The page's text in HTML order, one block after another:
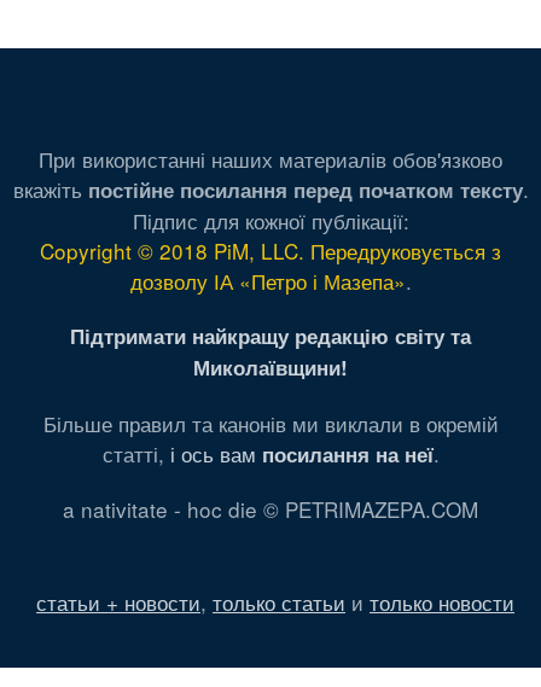
При використанні наших материалів обов'язково
вкажіть постійне посилання перед початком тексту.
Підпис для кожної публікації:
Copyright © 2018 PiM, LLC. Передруковується з
дозволу ІА «Петро і Мазепа».
Підтримати найкращу редакцію світу та
Миколаївщини!
Більше правил та канонів ми виклали в окремій
статті, і ось вам посилання на неї.
a nativitate - hoc die © PETRIMAZEPA.COM
статьи + новости, только статьи и только новости